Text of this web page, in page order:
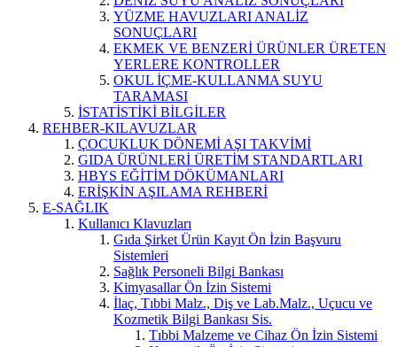
YÜZME HAVUZLARI ANALİZ
SONUÇLARI
EKMEK VE BENZERİ ÜRÜNLER ÜRETEN
YERLERE KONTROLLER
OKUL İÇME-KULLANMA SUYU
TARAMASI
İSTATİSTİKİ BİLGİLER
REHBER-KILAVUZLAR
ÇOCUKLUK DÖNEMİ AŞI TAKVİMİ
GIDA ÜRÜNLERİ ÜRETİM STANDARTLARI
HBYS EĞİTİM DÖKÜMANLARI
ERİŞKİN AŞILAMA REHBERİ
E-SAĞLIK
Kullanıcı Klavuzları
Gıda Şirket Ürün Kayıt Ön İzin Başvuru
Sistemleri
Sağlık Personeli Bilgi Bankası
Kimyasallar Ön İzin Sistemi
İlaç, Tıbbi Malz., Diş ve Lab.Malz., Uçucu ve
Kozmetik Bilgi Bankası Sis.
Tıbbi Malzeme ve Cihaz Ön İzin Sistemi